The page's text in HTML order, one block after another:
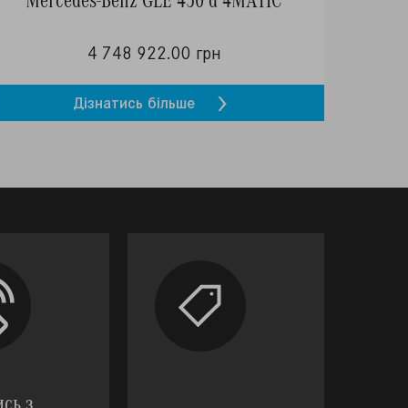
4 748 922.00 грн
Дізнатись більше
з